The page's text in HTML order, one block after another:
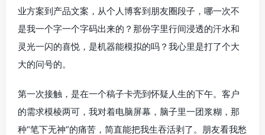
业方案到产品文案，从个人博客到朋友圈段子，哪一次不
是我一个字一个字码出来的？那份字里行间浸透的汗水和
灵光一闪的喜悦，是机器能模拟的吗？我心里是打了个大
大的问号的。
第一次接触，是在一个稿子卡壳到怀疑人生的下午。客户
的需求模棱两可，我对着电脑屏幕，脑子里一团浆糊，那
种“笔下无神”的痛苦，简直能把我生吞活剥了。朋友看我愁